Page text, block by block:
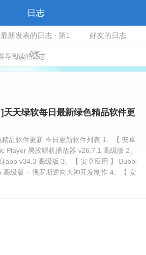
日志
最新发表的日志 - 第1
0页
好友的日志
荐阅读的日志
天天绿软每日最新绿色精品软件更
品软件更新 今日更新软件列表 1、【 安卓
Player 黑胶唱机播放器 v26.7.1 高级版 2、
app v34.3 高级版 3、【 安卓应用 】 Bubbl
高级版 – 俄罗斯逆向大神开发制作 4、【 安